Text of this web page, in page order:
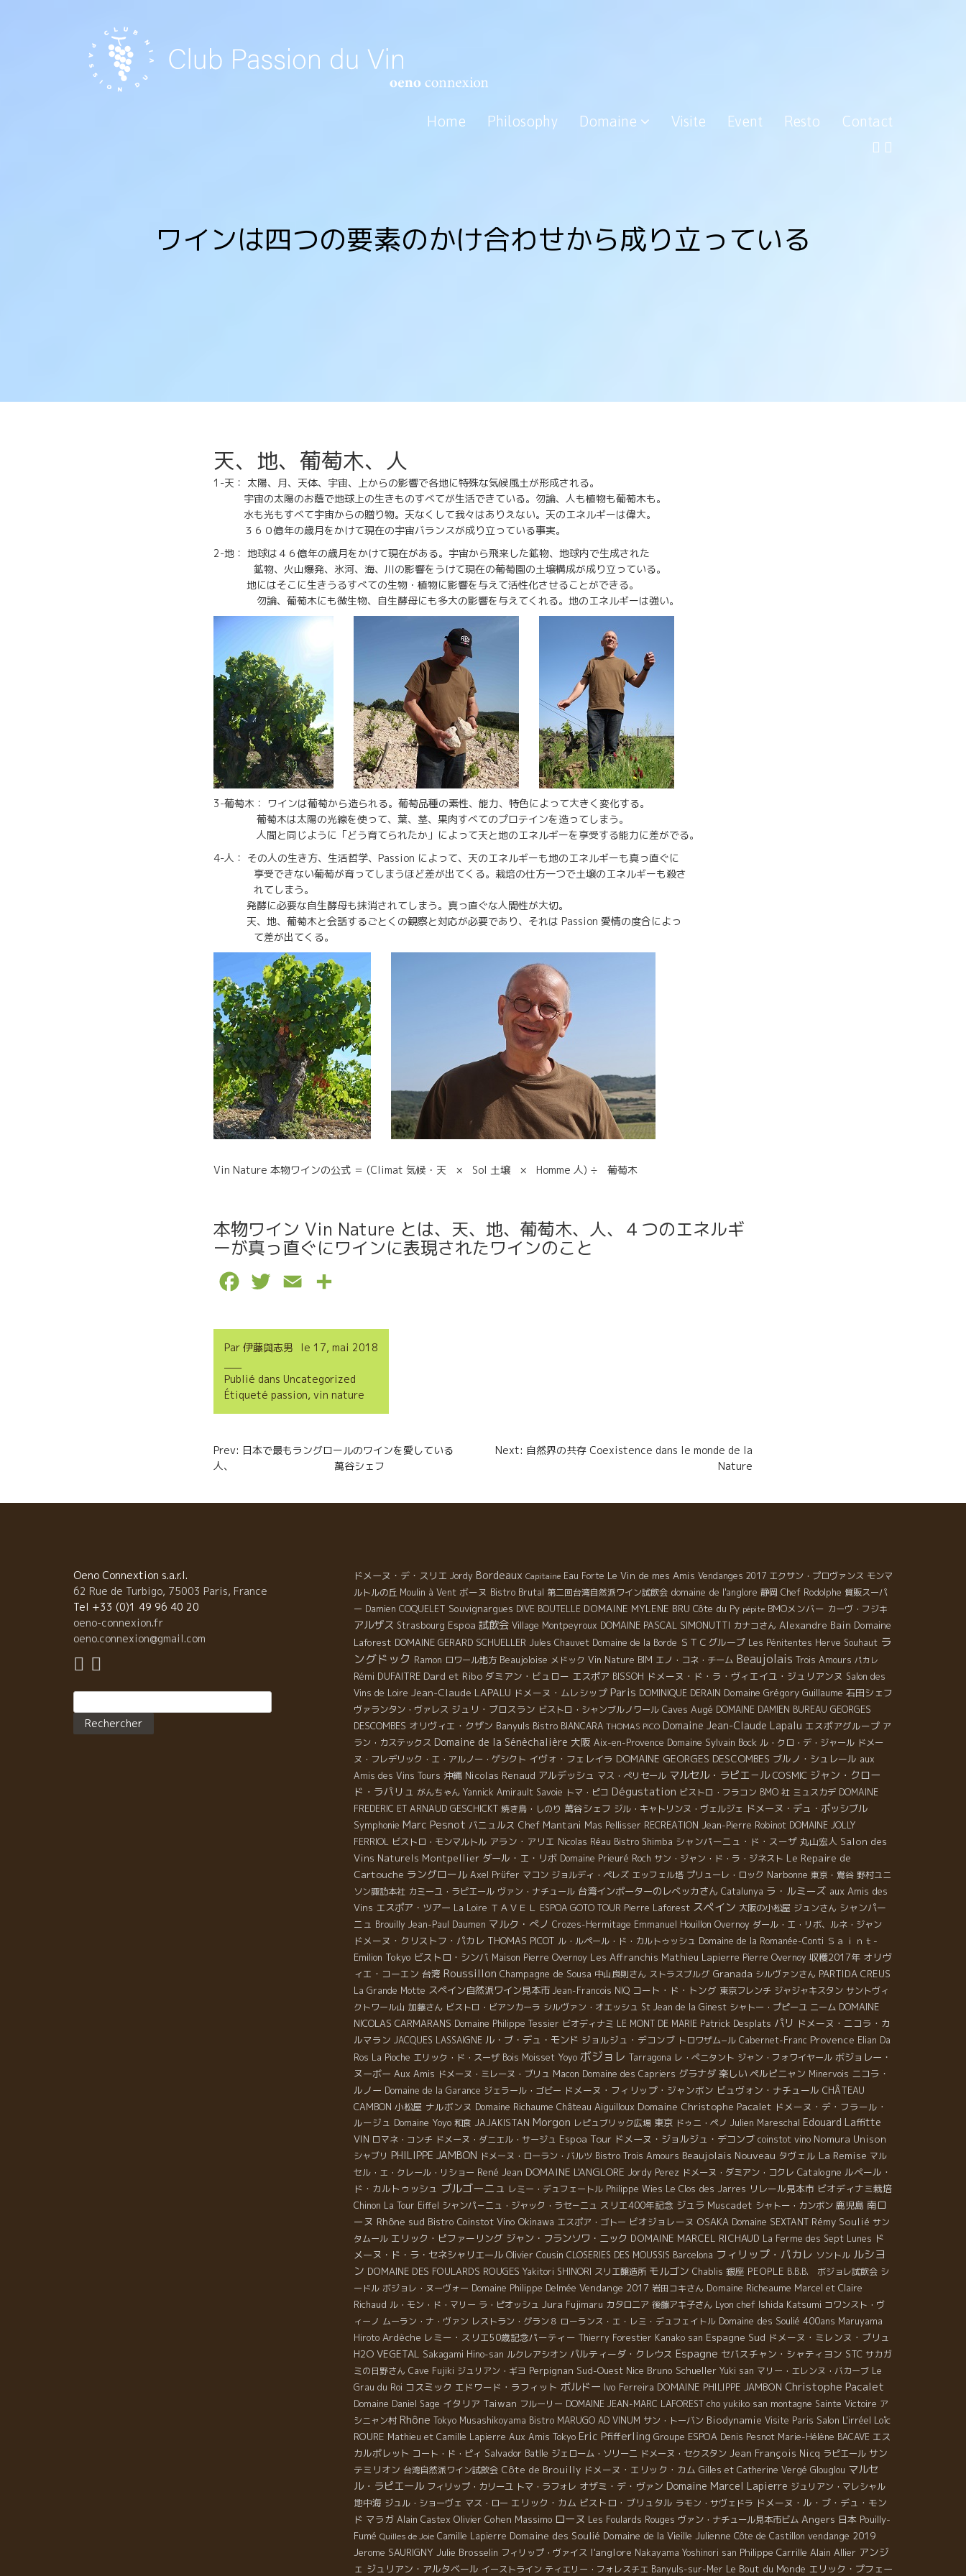
Home Philosophy Domaine Visite Event Resto Contact
ワインは四つの要素のかけ合わせから成り立っている
天、地、葡萄木、人
1-天： 太陽、月、天体、宇宙、上からの影響で各地に特殊な気候風土が形成される。
宇宙の太陽のお蔭で地球上の生きものすべてが生活できている。勿論、人も植物も葡萄木も。
水も光もすべて宇宙からの贈り物。天なくして我々はありえない。天のエネルギーは偉大。
３６０億年の歳月をかけて現在の宇宙バランスが成り立っている事実。
2-地： 地球は４６億年の歳月をかけて現在がある。宇宙から飛来した鉱物、地球内で生成された
鉱物、火山爆発、氷河、海、川の影響をうけて現在の葡萄園の土壌構成が成り立っている。
地にはそこに生きうるすべての生物・植物に影響を与えて活性化させることができる。
勿論、葡萄木にも微生物、自生酵母にも多大の影響を与えてくれる。地のエネルギーは強い。
3-葡萄木： ワインは葡萄から造られる。葡萄品種の素性、能力、特色によって大きく変化する。
葡萄木は太陽の光線を使って、葉、茎、果肉すべてのプロテインを造ってしまう。
人間と同じように「どう育てられたか」によって天と地のエネルギーを享受する能力に差がでる。
4-人： その人の生き方、生活哲学、Passion によって、天のエネルギーも地のエネルギーも真っ直ぐに
享受できない葡萄が育ってしまうほど差が出てくる。栽培の仕方一つで土壌のエネルギーも殺さ
れてしまう。
発酵に必要な自生酵母も抹消されてしまう。真っ直ぐな人間性が大切。
天、地、葡萄木と会話するごとくの観察と対応が必要であり、それは Passion 愛情の度合によっ
て差が出てくる。
Vin Nature 本物ワインの公式 ＝ (Climat 気候・天 × Sol 土壌 × Homme 人) ÷ 葡萄木
本物ワイン Vin Nature とは、天、地、葡萄木、人、４つのエネルギ
ーが真っ直ぐにワインに表現されたワインのこと
c
b
o
i
t
e
a
l
r
a
g
r
Par 伊藤與志男 le 17, mai 2018
Publié dans Uncategorized
Étiqueté passion, vin nature
Navigation
de
l’article
Prev: 日本で最もラングロールのワインを愛している
人、 萬谷シェフ
Next: 自然界の共存 Coexistence dans le monde de la
Nature
Oeno Connextion s.a.r.l.
62 Rue de Turbigo, 75003 Paris, France
Tel +33 (0)1 49 96 40 20
oeno-connexion.fr
oeno.connexion@gmail.com
ドメーヌ・デ・スリエ Jordy Bordeaux Capitaine Eau Forte Le Vin de mes Amis Vendanges 2017 エクサン・プロヴァンス モンマ
ルトルの丘 Moulin à Vent ボーヌ Bistro Brutal 第二回台湾自然派ワイン試飲会 domaine de l'anglore 静岡 Chef Rodolphe 質販スーパ
ー Damien COQUELET Souvignargues DIVE BOUTELLE DOMAINE MYLENE BRU Côte du Py pépite BMOメンバー カーヴ・フジキ
アルザス Strasbourg Espoa 試飲会 Village Montpeyroux DOMAINE PASCAL SIMONUTTI カナコさん Alexandre Bain Domaine
Laforest DOMAINE GERARD SCHUELLER Jules Chauvet Domaine de la Borde ＳＴＣグループ Les Pénitentes Herve Souhaut ラ
ングドック Ramon ロワール地方 Beaujoloise メドック Vin Nature BIM エノ・コネ・チーム Beaujolais Trois Amours パカレ
Rémi DUFAITRE Dard et Ribo ダミアン・ビュロー エスポア BISSOH ドメーヌ・ド・ラ・ヴィエイユ・ジュリアンヌ Salon des
Vins de Loire Jean-Claude LAPALU ドメーヌ・ムレシップ Paris DOMINIQUE DERAIN Domaine Grégory Guillaume 石田シェフ
ヴァランタン・ヴァレス ジュリ・ブロスラン ビストロ・シャンブルノワール Caves Augé DOMAINE DAMIEN BUREAU GEORGES
DESCOMBES オリヴィエ・クザン Banyuls Bistro BIANCARA THOMAS PICO Domaine Jean-Claude Lapalu エスポアグループ ア
ラン・カステックス Domaine de la Sénèchalière 大阪 Aix-en-Provence Domaine Sylvain Bock ル・クロ・デ・ジャール ドメー
ヌ・フレデリック・エ・アルノー・ゲシクト イヴォ・フェレイラ DOMAINE GEORGES DESCOMBES ブルノ・シュレール aux
Amis des Vins Tours 沖縄 Nicolas Renaud アルデッシュ マス・ぺリセール マルセル・ラピエ－ル COSMIC ジャン・クロー
ド・ラパリュ がんちゃん Yannick Amirault Savoie トマ・ピコ Dégustation ビストロ・フラコン BMO 社 ミュスカデ DOMAINE
FREDERIC ET ARNAUD GESCHICKT 焼き鳥・しのり 萬谷シェフ ジル・キャトリンヌ・ヴェルジェ ドメーヌ・デュ・ポッシブル
Symphonie Marc Pesnot バニュルス Chef Mantani Mas Pellisser RECREATION Jean-Pierre Robinot DOMAINE JOLLY
FERRIOL ビストロ・モンマルトル アラン・アリエ Nicolas Réau Bistro Shimba シャンパーニュ・ド・スーザ 丸山宏人 Salon des
Vins Naturels Montpellier ダール・エ・リボ Domaine Prieuré Roch サン・ジャン・ド・ラ・ジネスト Le Repaire de
Cartouche ラングロール Axel Prüfer マコン ジョルディ・ペレズ エッフェル塔 プリューレ・ロック Narbonne 東京・鴬谷 野村ユニ
ソン諏訪本社 カミーユ・ラピエール ヴァン・ナチュール 台湾インポーターのレベッカさん Catalunya ラ・ルミーズ aux Amis des
Vins エスポア・ツアー La Loire ＴＡＶＥＬ ESPOA GOTO TOUR Pierre Laforest スペイン 大阪の小松屋 ジュンさん シャンパー
ニュ Brouilly Jean-Paul Daumen マルク・ぺノ Crozes-Hermitage Emmanuel Houillon Overnoy ダール・エ・リボ、ルネ・ジャン
ドメーヌ・クリストフ・パカレ THOMAS PICOT ル・ルペール・ド・カルトゥッシュ Domaine de la Romanée-Conti Ｓａｉｎｔ-
Emilion Tokyo ビストロ・シンバ Maison Pierre Overnoy Les Affranchis Mathieu Lapierre Pierre Overnoy 収穫2017年 オリヴ
ィエ・コーエン 台湾 Roussillon Champagne de Sousa 中山良則さん ストラスブルグ Granada シルヴァンさん PARTIDA CREUS
La Grande Motte スペイン自然派ワイン見本市 Jean-Francois NIQ コート・ド・トング 東京フレンチ ジャジャキスタン サントヴィ
クトワール山 加藤さん ビストロ・ビアンカーラ シルヴァン・オエッシュ St Jean de la Ginest シャトー・プピーユ ニーム DOMAINE
NICOLAS CARMARANS Domaine Philippe Tessier ビオディナミ LE MONT DE MARIE Patrick Desplats パリ ドメーヌ・ニコラ・カ
ルマラン JACQUES LASSAIGNE ル・ブ・デュ・モンド ジョルジュ・デコンブ トロワザム−ル Cabernet-Franc Provence Elian Da
Ros La Pioche エリック・ド・スーザ Bois Moisset Yoyo ボジョレ Tarragona レ・ぺニタント ジャン・フォワイヤール ボジョレー・
ヌーボー Aux Amis ドメーヌ・ミレーヌ・ブリュ Macon Domaine des Capriers グラナダ 楽しい ペルピニャン Minervois ニコラ・
ルノー Domaine de la Garance ジェラール・ゴビー ドメーヌ・フィリップ・ジャンボン ビュヴォン・ナチュール CHÂTEAU
CAMBON 小松屋 ナルボンヌ Domaine Richaume Château Aiguilloux Domaine Christophe Pacalet ドメーヌ・デ・フラール・
ルージュ Domaine Yoyo 和食 JAJAKISTAN Morgon レピュブリック広場 東京 ドゥニ・ペノ Julien Mareschal Edouard Laffitte
VIN ロマネ・コンチ ドメーヌ・ダニエル・サージュ Espoa Tour ドメーヌ・ジョルジュ・デコンブ coinstot vino Nomura Unison
シャブリ PHILIPPE JAMBON ドメーヌ・ローラン・バルツ Bistro Trois Amours Beaujolais Nouveau タヴェル La Remise マル
セル・エ・クレール・リショー René Jean DOMAINE L'ANGLORE Jordy Perez ドメーヌ・ダミアン・コクレ Catalogne ルペール・
ド・カルトゥッシュ ブルゴーニュ レミー・デュフェートル Philippe Wies Le Clos des Jarres リレール見本市 ビオディナミ栽培
Chinon La Tour Eiffel シャンパ－ニュ・ジャック・ラセ－ニュ スリエ400年記念 ジュラ Muscadet シャトー・カンボン 鹿児島 南ロ
ーヌ Rhône sud Bistro Coinstot Vino Okinawa エスポア・ゴトー ビオジョレーヌ OSAKA Domaine SEXTANT Rémy Soulié サン
タムール エリック・ピファーリング ジャン・フランソワ・ニック DOMAINE MARCEL RICHAUD La Ferme des Sept Lunes ド
メーヌ・ド・ラ・セネシャリエール Olivier Cousin CLOSERIES DES MOUSSIS Barcelona フィリップ・パカレ ソントル ルシヨ
ン DOMAINE DES FOULARDS ROUGES Yakitori SHINORI スリエ醸造所 モルゴン Chablis 銀座 PEOPLE B.B.B. ボジョレ試飲会 シ
ードル ボジョレ・ヌーヴォー Domaine Philippe Delmée Vendange 2017 岩田コキさん Domaine Richeaume Marcel et Claire
Richaud ル・モン・ド・マリー ラ・ピオッシュ Jura Fujimaru カタロニア 後藤アキ子さん Lyon chef Ishida Katsumi コワンスト・ヴ
ィーノ ムーラン・ナ・ヴァン レストラン・グラン８ ローランス・エ・レミ・デュフェイトル Domaine des Soulié 400ans Maruyama
Hiroto Ardèche レミー・スリエ50歳記念パーティー Thierry Forestier Kanako san Espagne Sud ドメーヌ・ミレンヌ・ブリュ
H2O VEGETAL Sakagami Hino-san ルクレアシオン パルティーダ・クレウス Espagne セバスチャン・シャティヨン STC サカガ
ミの日野さん Cave Fujiki ジュリアン・ギヨ Perpignan Sud-Ouest Nice Bruno Schueller Yuki san マリー・エレンヌ・バカーブ Le
Grau du Roi コスミック エドワード・ラフィット ボルドー Ivo Ferreira DOMAINE PHILIPPE JAMBON Christophe Pacalet
Domaine Daniel Sage イタリア Taiwan フルーリー DOMAINE JEAN-MARC LAFOREST cho yukiko san montagne Sainte Victoire ア
シニャン村 Rhône Tokyo Musashikoyama Bistro MARUGO AD VINUM サン・トーバン Biodynamie Visite Paris Salon L'irréel Loïc
ROURE Mathieu et Camille Lapierre Aux Amis Tokyo Eric Pfifferling Groupe ESPOA Denis Pesnot Marie-Hélène BACAVE エス
カルポレット コート・ド・ピィ Salvador Batlle ジェローム・ソリーニ ドメーヌ・セクスタン Jean François Nicq ラピエール サン
テミリオン 台湾自然派ワイン試飲会 Côte de Brouilly ドメーヌ・エリック・カム Gilles et Catherine Vergé Glouglou マルセ
ル・ラピエール フィリップ・カリーユ トマ・ラフォレ オザミ・デ・ヴァン Domaine Marcel Lapierre ジュリアン・マレシャル
地中海 ジュル・ショーヴェ マス・ロー エリック・カム ビストロ・ブリュタル ラモン・サヴェドラ ドメーヌ・ル・ブ・デュ・モン
ド マラガ Alain Castex Olivier Cohen Massimo ローヌ Les Foulards Rouges ヴァン・ナチュール見本市ビム Angers 日本 Pouilly-
Fumé Quilles de Joie Camille Lapierre Domaine des Soulié Domaine de la Vieille Julienne Côte de Castillon vendange 2019
Jerome SAURIGNY Julie Brosselin フィリップ・ヴァイス l'anglore Nakayama Yoshinori san Philippe Carrille Alain Allier アンジ
ェ ジュリアン・アルタベール イーストライン ティエリー・フォレスチエ Banyuls-sur-Mer Le Bout du Monde エリック・プフェー